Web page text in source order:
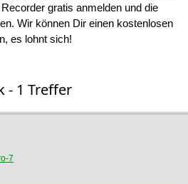
gratis anmelden und die
Wir können Dir einen kostenlosen
es lohnt sich!
- 1 Treffer
7